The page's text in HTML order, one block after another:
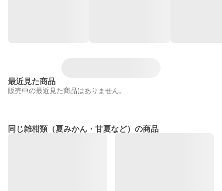
最近見た商品
販売中の最近見た商品はありません。
同じ雑柑類（夏みかん・甘夏など）の商品